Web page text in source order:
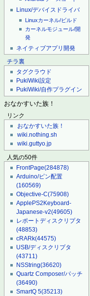
Linux/デバイスドライバ
Linuxカーネル/ビルド
カーネルモジュール/開
発
ネイティブアプリ開発
チラ裏
タグクラウド
PukiWiki設定
PukiWiki/自作プラグイン
おなかすいた族！
リンク
おなかすいた族！
wiki.nothing.sh
wiki.guttyo.jp
人気の50件
FrontPage(284878)
Arduino/ピン配置
(160569)
Objective-C(75908)
ApplePS2Keyboard-
Japanese-v2(49605)
レポートディスクリプタ
(48853)
cRARk(44575)
USB/ディスクリプタ
(43711)
NSString(36620)
Quartz Composer/パッチ
(36490)
SmartQ 5(35213)